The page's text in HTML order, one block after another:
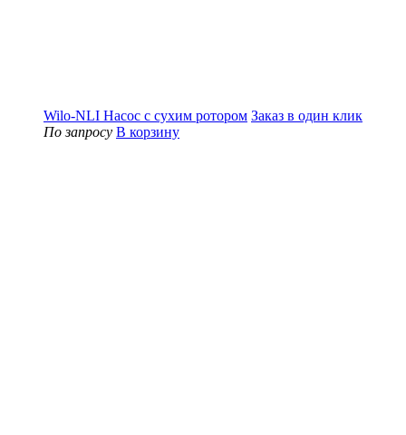
Wilo-NLI Насос с сухим ротором Заказ в один клик
По запросу В корзину